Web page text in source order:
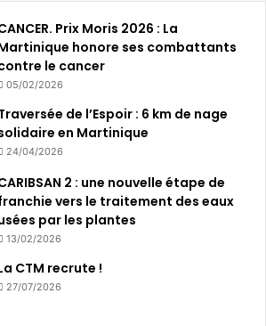
Prix Moris 2026 : La
honore ses combattants
le cancer
05/02/2026
de l’Espoir : 6 km de nage
en Martinique
24/04/2026
2 : une nouvelle étape de
vers le traitement des eaux
par les plantes
13/02/2026
CTM recrute !
27/07/2026